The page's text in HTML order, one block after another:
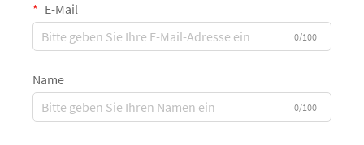
E-Mail
0/100
Name
0/100